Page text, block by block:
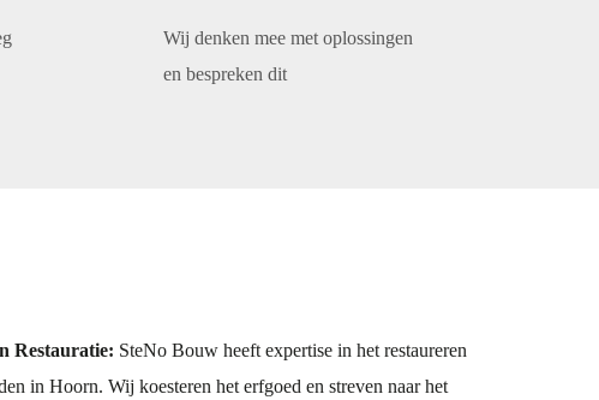
Wij denken mee met oplossingen
en bespreken dit
Restauratie: SteNo Bouw heeft expertise in het restaureren
in Hoorn. Wij koesteren het erfgoed en streven naar het